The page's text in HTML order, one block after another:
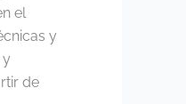
el
y
de